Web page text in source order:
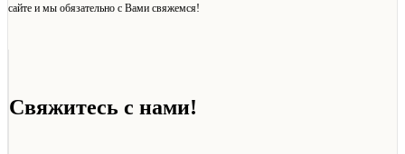
сайте и мы обязательно с Вами свяжемся!
Свяжитесь с нами!